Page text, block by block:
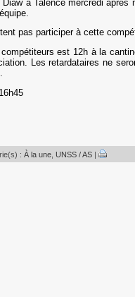
à Talence mercredi
pas participer à cette
est 12h à la
Les retardataires ne
: À la une UNSS / AS